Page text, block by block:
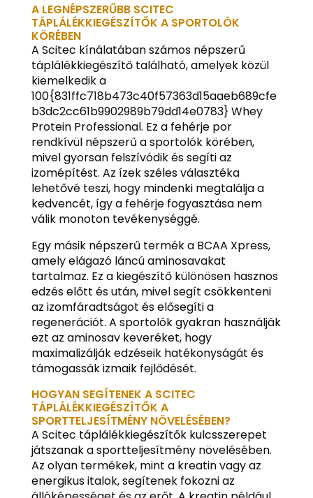
A LEGNÉPSZERŰBB SCITEC
TÁPLÁLÉKKIEGÉSZÍTŐK A SPORTOLÓK
KÖRÉBEN
A Scitec kínálatában számos népszerű
táplálékkiegészítő található, amelyek közül
kiemelkedik a
100{831ffc718b473c40f57363d15aaeb689cfe
b3dc2cc61b9902989b79dd14e0783} Whey
Protein Professional. Ez a fehérje por
rendkívül népszerű a sportolók körében,
mivel gyorsan felszívódik és segíti az
izomépítést. Az ízek széles választéka
lehetővé teszi, hogy mindenki megtalálja a
kedvencét, így a fehérje fogyasztása nem
válik monoton tevékenységgé.
Egy másik népszerű termék a BCAA Xpress,
amely elágazó láncú aminosavakat
tartalmaz. Ez a kiegészítő különösen hasznos
edzés előtt és után, mivel segít csökkenteni
az izomfáradtságot és elősegíti a
regenerációt. A sportolók gyakran használják
ezt az aminosav keveréket, hogy
maximalizálják edzéseik hatékonyságát és
támogassák izmaik fejlődését.
HOGYAN SEGÍTENEK A SCITEC
TÁPLÁLÉKKIEGÉSZÍTŐK A
SPORTTELJESÍTMÉNY NÖVELÉSÉBEN?
A Scitec táplálékkiegészítők kulcsszerepet
játszanak a sportteljesítmény növelésében.
Az olyan termékek, mint a kreatin vagy az
energikus italok, segítenek fokozni az